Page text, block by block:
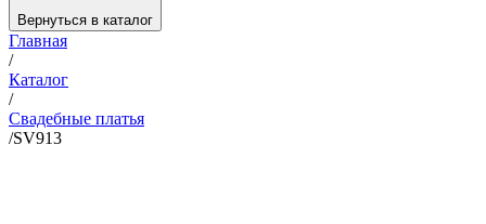
Вернуться в каталог
Главная
/
Каталог
/
Свадебные платья
/SV913